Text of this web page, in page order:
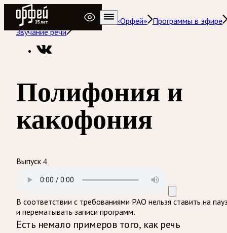
Радио Орфей
Радио классической музыки «Орфей»
Программы в эфире
Звучание речи
Полифония и
какофония
Выпуск 4
В соответствии с требованиями РАО нельзя ставить на
и перематывать записи программ.
Есть немало примеров того, как речь